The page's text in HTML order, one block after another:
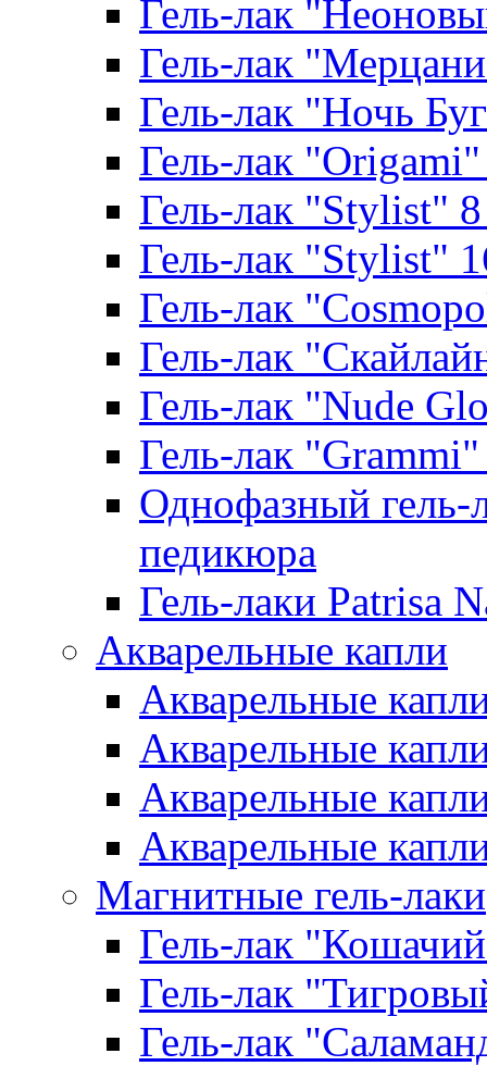
Гель-лак
Гель-лак
Гель-лак "Ночь
Гель-лак
Гель-лак "Stylist"
Гель-лак "Stylist"
Гель-лак
Гель-лак
Гель-лак "Nude
Гель-лак
Однофазный
педикюра
Гель-лаки Patrisa
Акварельные капли
Акварельные
Акварельные
Акварельные
Акварельные
Магнитные гель-лаки
Гель-лак
Гель-лак
Гель-лак